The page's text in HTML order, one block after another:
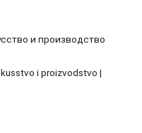
и производство
i proizvodstvo